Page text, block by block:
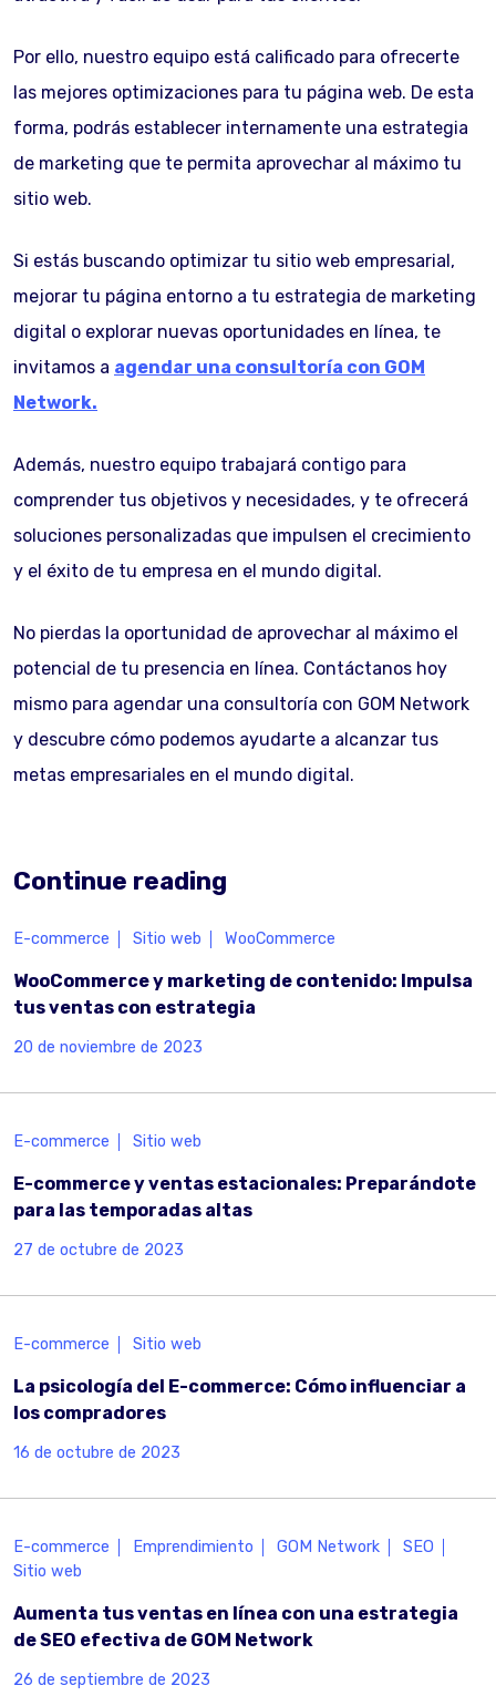
Por ello, nuestro equipo está calificado para ofrecerte
las mejores optimizaciones para tu página web. De esta
forma, podrás establecer internamente una estrategia
de marketing que te permita aprovechar al máximo tu
sitio web.
Si estás buscando optimizar tu sitio web empresarial,
mejorar tu página entorno a tu estrategia de marketing
digital o explorar nuevas oportunidades en línea, te
invitamos a agendar una consultoría con GOM
Network.
Además, nuestro equipo trabajará contigo para
comprender tus objetivos y necesidades, y te ofrecerá
soluciones personalizadas que impulsen el crecimiento
y el éxito de tu empresa en el mundo digital.
No pierdas la oportunidad de aprovechar al máximo el
potencial de tu presencia en línea. Contáctanos hoy
mismo para agendar una consultoría con GOM Network
y descubre cómo podemos ayudarte a alcanzar tus
metas empresariales en el mundo digital.
Continue reading
E-commerce Sitio web WooCommerce
WooCommerce y marketing de contenido: Impulsa
tus ventas con estrategia
20 de noviembre de 2023
E-commerce Sitio web
E-commerce y ventas estacionales: Preparándote
para las temporadas altas
27 de octubre de 2023
E-commerce Sitio web
La psicología del E-commerce: Cómo influenciar a
los compradores
16 de octubre de 2023
E-commerce Emprendimiento GOM Network
SEO
Sitio web
Aumenta tus ventas en línea con una estrategia
de SEO efectiva de GOM Network
26 de septiembre de 2023